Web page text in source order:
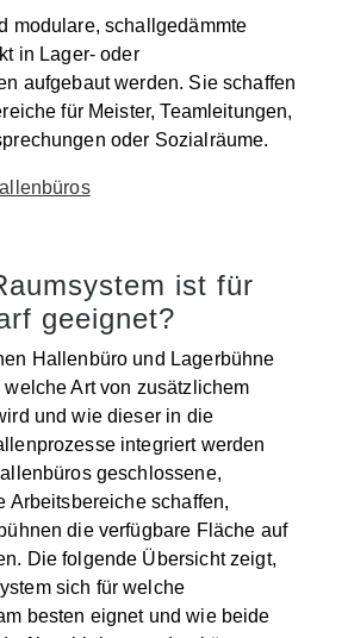
modulare, schallgedämmte
in Lager- oder
aufgebaut werden. Sie schaffen
für Meister, Teamleitungen,
oder Sozialräume.
ist für
geeignet?
Hallenbüro und Lagerbühne
welche Art von zusätzlichem
und wie dieser in die
integriert werden
geschlossene,
Arbeitsbereiche schaffen,
die verfügbare Fläche auf
Die folgende Übersicht zeigt,
sich für welche
besten eignet und wie beide